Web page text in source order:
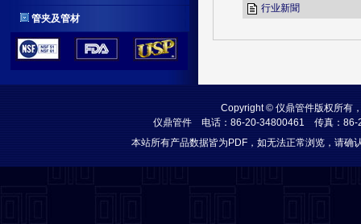
管夹及管材
行业新聞
Copyright © 仪鼎管件版权所有
仪鼎管件 电话：86-20-34800461 传真：
本站所有产品数据皆为PDF，如无法正常浏览，请